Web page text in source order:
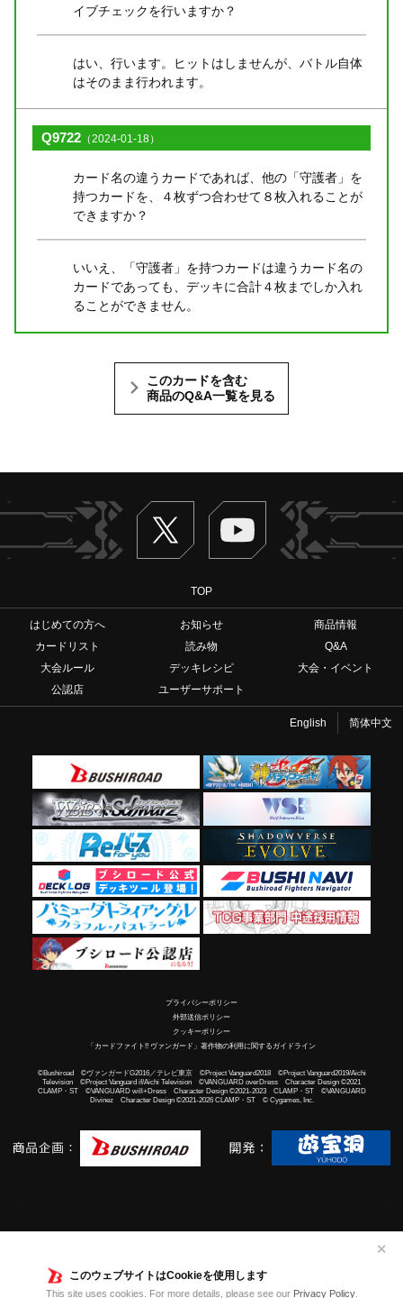
このウェブサイトはCookieを使用します
This site uses cookies. For more details, please see our Privacy Policy.
✕
イブチェックを行いますか？
はい、行います。ヒットはしませんが、バトル自体
はそのまま行われます。
Q9722 （2024-01-18）
カード名の違うカードであれば、他の「守護者」を
持つカードを、４枚ずつ合わせて８枚入れることが
できますか？
いいえ、「守護者」を持つカードは違うカード名の
カードであっても、デッキに合計４枚までしか入れ
ることができません。
このカードを含む
商品のQ&A一覧を見る
Twitter ヴァンガードch
TOP
はじめての方へ お知らせ
商品情報
カードリスト
読み物
Q&A
大会ルール
デッキレシピ
大会・イベント
公認店
ユーザーサポート
English 简体中文
プライバシーポリシー
外部送信ポリシー
クッキーポリシー
「カードファイト!! ヴァンガード」著作物の利用に関するガイドライン
©Bushiroad ©ヴァンガードG2016／テレビ東京 ©Project Vanguard2018 ©Project Vanguard2019/Aichi
Television ©Project Vanguard if/Aichi Television ©VANGUARD overDress Character Design ©2021
CLAMP・ST ©VANGUARD will+Dress Character Design ©2021-2023 CLAMP・ST ©VANGUARD
Divinez Character Design ©2021-2026 CLAMP・ST © Cygames, Inc.